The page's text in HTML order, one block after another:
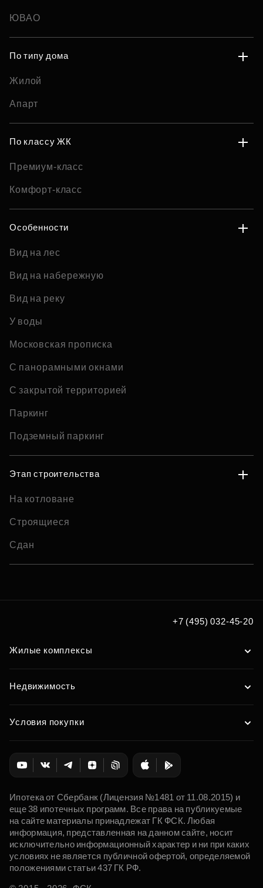
ЮВАО
По типу дома
Жилой
Апарт
По классу ЖК
Премиум-класс
Комфорт-класс
Особенности
Вид на лес
Вид на набережную
Вид на реку
У воды
Московская прописка
С панорамными окнами
С закрытой территорией
Паркинг
Подземный паркинг
Этап строительства
На котловане
Строящиеся
Сдан
+7 (495) 032-45-20
Жилые комплексы
Недвижимость
Условия покупки
Ипотека от Сбербанк (Лицензия №1481 от 11.08.2015) и
еще 38 ипотечных программ. Все права на публикуемые
на сайте материалы принадлежат ГК ФСК. Любая
информация, представленная на данном сайте, носит
исключительно информационный характер и ни при каких
условиях не является публичной офертой, определяемой
положениями статьи 437 ГК РФ.